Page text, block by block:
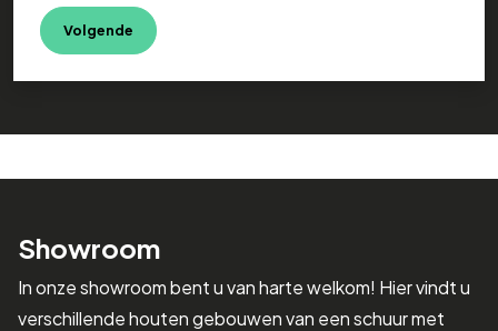
Showroom
In onze showroom bent u van harte welkom! Hier vindt u
verschillende houten gebouwen van een schuur met